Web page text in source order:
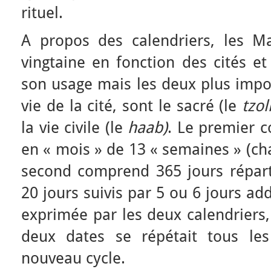
rituel.
A propos des calendriers, les
vingtaine en fonction des cités
son usage mais les deux plus
vie de la cité, sont le sacré (le
la vie civile (le haab). Le premier
en « mois » de 13 « semaines »
second comprend 365 jours
20 jours suivis par 5 ou 6 jours
exprimée par les deux
deux dates se répétait tous
nouveau cycle.